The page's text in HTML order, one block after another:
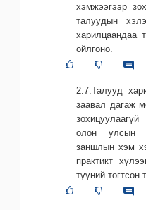
хэмжээгээр
талуудын
харилцаандаа
ойлгоно.
2.7.Талууд
заавал дагаж
олон улсын
заншлын хэм
практикт
түүний тогтсон